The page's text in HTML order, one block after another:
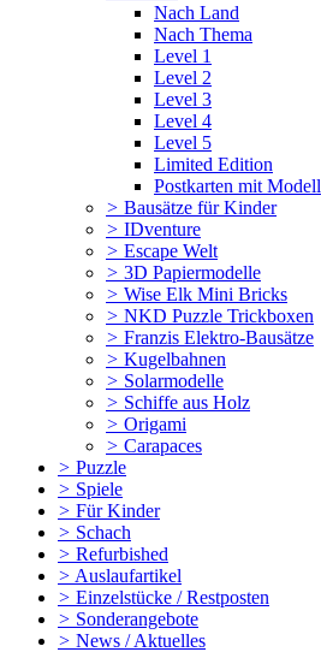
Nach Land
Nach Thema
Level 1
Level 2
Level 3
Level 4
Level 5
Limited Edition
Postkarten mit Modell
> Bausätze für Kinder
> IDventure
> Escape Welt
> 3D Papiermodelle
> Wise Elk Mini Bricks
> NKD Puzzle Trickboxen
> Franzis Elektro-Bausätze
> Kugelbahnen
> Solarmodelle
> Schiffe aus Holz
> Origami
> Carapaces
> Puzzle
> Spiele
> Für Kinder
> Schach
> Refurbished
> Auslaufartikel
> Einzelstücke / Restposten
> Sonderangebote
> News / Aktuelles